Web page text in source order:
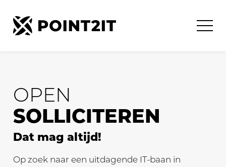
OPEN
SOLLICITEREN
Dat mag altijd!
Op zoek naar een uitdagende IT-baan in